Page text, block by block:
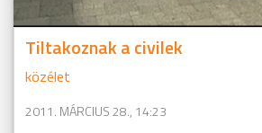
Tiltakoznak a civilek
közélet
2011. MÁRCIUS 28., 14:23